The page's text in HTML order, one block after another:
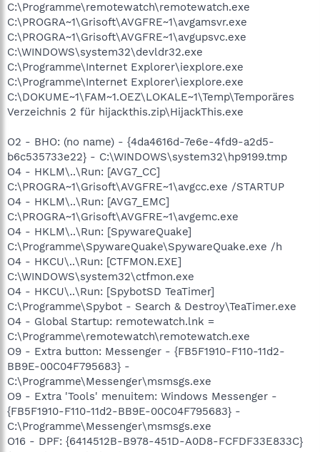
C:\Programme\remotewatch\remotewatch.exe
C:\PROGRA~1\Grisoft\AVGFRE~1\avgamsvr.exe
C:\PROGRA~1\Grisoft\AVGFRE~1\avgupsvc.exe
C:\WINDOWS\system32\devldr32.exe
C:\Programme\Internet Explorer\iexplore.exe
C:\Programme\Internet Explorer\iexplore.exe
C:\DOKUME~1\FAM~1.OEZ\LOKALE~1\Temp\Temporäres
Verzeichnis 2 für hijackthis.zip\HijackThis.exe
O2 - BHO: (no name) - {4da4616d-7e6e-4fd9-a2d5-
b6c535733e22} - C:\WINDOWS\system32\hp9199.tmp
O4 - HKLM\..\Run: [AVG7_CC]
C:\PROGRA~1\Grisoft\AVGFRE~1\avgcc.exe /STARTUP
O4 - HKLM\..\Run: [AVG7_EMC]
C:\PROGRA~1\Grisoft\AVGFRE~1\avgemc.exe
O4 - HKLM\..\Run: [SpywareQuake]
C:\Programme\SpywareQuake\SpywareQuake.exe /h
O4 - HKCU\..\Run: [CTFMON.EXE]
C:\WINDOWS\system32\ctfmon.exe
O4 - HKCU\..\Run: [SpybotSD TeaTimer]
C:\Programme\Spybot - Search & Destroy\TeaTimer.exe
O4 - Global Startup: remotewatch.lnk =
C:\Programme\remotewatch\remotewatch.exe
O9 - Extra button: Messenger - {FB5F1910-F110-11d2-
BB9E-00C04F795683} -
C:\Programme\Messenger\msmsgs.exe
O9 - Extra 'Tools' menuitem: Windows Messenger -
{FB5F1910-F110-11d2-BB9E-00C04F795683} -
C:\Programme\Messenger\msmsgs.exe
O16 - DPF: {6414512B-B978-451D-A0D8-FCFDF33E833C}